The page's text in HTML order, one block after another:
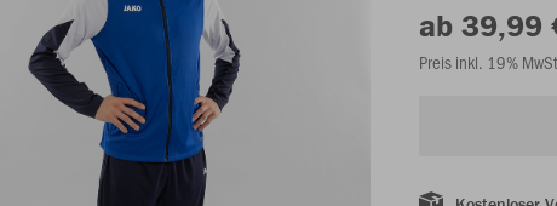
ab 39,99
Preis inkl. 19%